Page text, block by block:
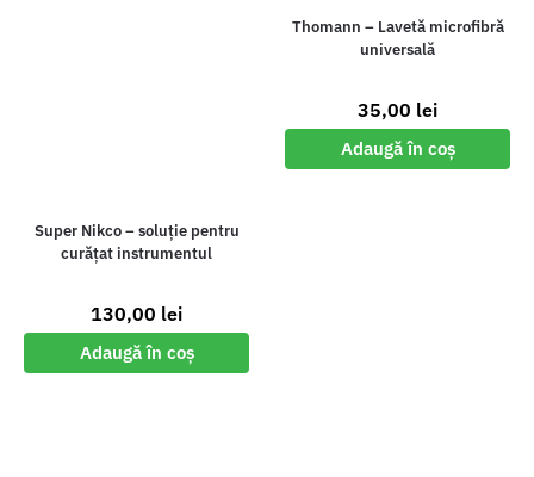
Super Nikco – soluție pentru
curățat instrumentul
130,00 lei
Adaugă în coș
Thomann – Lavetă microfibră
universală
35,00 lei
Adaugă în coș